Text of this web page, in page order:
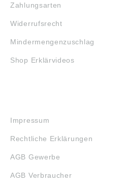
Zahlungsarten
Widerrufsrecht
Mindermengenzuschlag
Shop Erklärvideos
Impressum
Rechtliche Erklärungen
AGB Gewerbe
AGB Verbraucher